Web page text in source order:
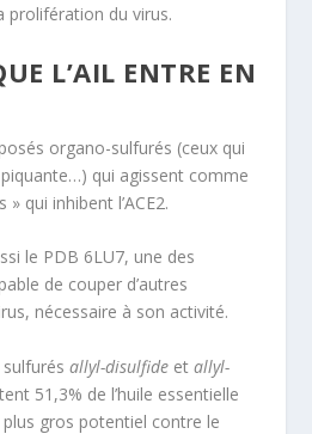
prolifération du virus.
L’AIL ENTRE EN
organo-sulfurés (ceux qui
qui agissent comme
qui inhibent l’ACE2.
le PDB 6LU7, une des
de couper d’autres
nécessaire à son activité.
sulfurésallyl-disulfide etallyl-
51,3% de l’huile essentielle
gros potentiel contre le